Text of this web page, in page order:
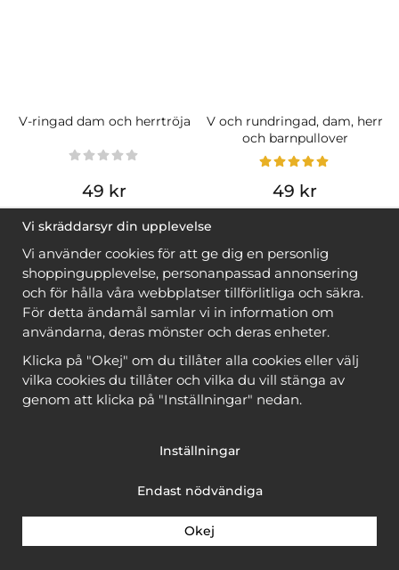
V-ringad dam och herrtröja
49 kr
V och rundringad, dam, herr
och barnpullover
49 kr
Flätstickade tröjor
49 kr
Slätstickade raglantröjor
49 kr
Vi skräddarsyr din upplevelse
Vi använder cookies för att ge dig en personlig
shoppingupplevelse, personanpassad annonsering
och för hålla våra webbplatser tillförlitliga och säkra.
För detta ändamål samlar vi in information om
användarna, deras mönster och deras enheter.
Klicka på "Okej" om du tillåter alla cookies eller välj
vilka cookies du tillåter och vilka du vill stänga av
genom att klicka på "Inställningar" nedan.
Inställningar
Endast nödvändiga
Okej